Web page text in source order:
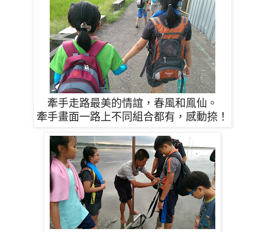
牽手走路最美的情誼，春風和鳯仙。
牽手畫面一路上不同組合都有，感動捺！